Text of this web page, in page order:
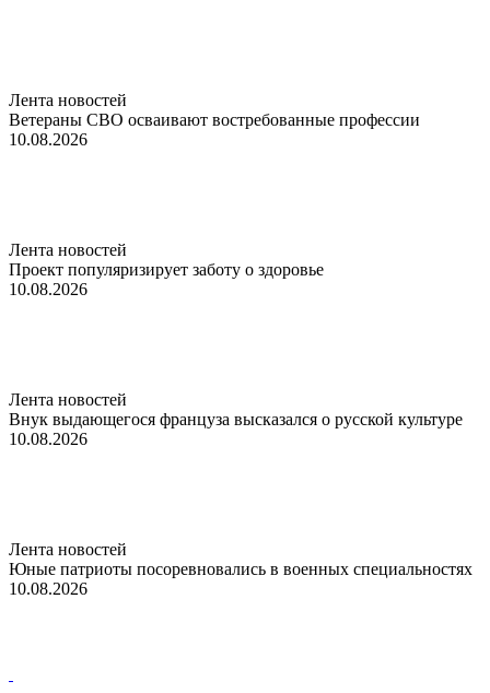
Лента новостей
Ветераны СВО осваивают востребованные профессии
10.08.2026
Лента новостей
Проект популяризирует заботу о здоровье
10.08.2026
Лента новостей
Внук выдающегося француза высказался о русской культуре
10.08.2026
Лента новостей
Юные патриоты посоревновались в военных специальностях
10.08.2026